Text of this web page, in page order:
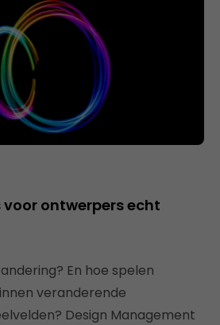
voor ontwerpers echt
En hoe spelen
veranderende
Design Management